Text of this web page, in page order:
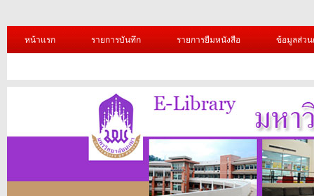
หน้าแรก รายการบันทึก รายการยืมหนังสือ ข้อมูลส่ว